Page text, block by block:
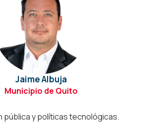
Jaime Albuja
Municipio de Quito
pública y políticas tecnológicas.